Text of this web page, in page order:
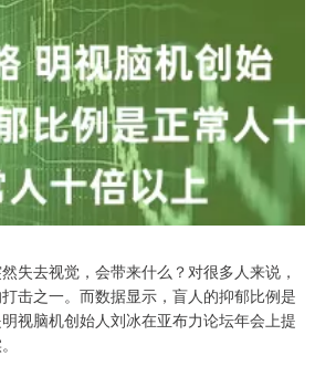
失去视觉，会带来什么？对很多人来说，
击之一。而数据显示，盲人的抑郁比例是
视脑机创始人刘冰在亚布力论坛年会上提